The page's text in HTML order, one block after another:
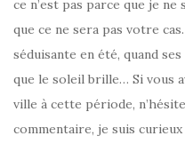
ce n’est pas parce que je
que ce ne sera pas votre
séduisante en été, quand
que le soleil brille… Si vous
ville à cette période,
commentaire, je suis